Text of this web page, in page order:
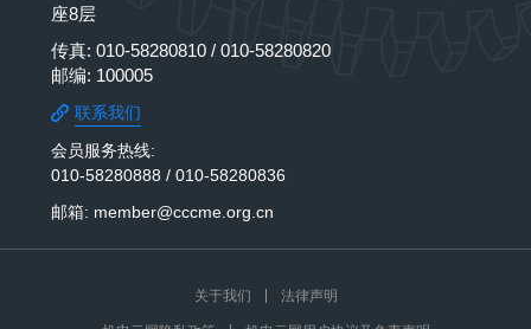
座8层
传真: 010-58280810 / 010-58280820
邮编: 100005
联系我们
会员服务热线:
010-58280888 / 010-58280836
邮箱: member@cccme.org.cn
关于我们 法律声明